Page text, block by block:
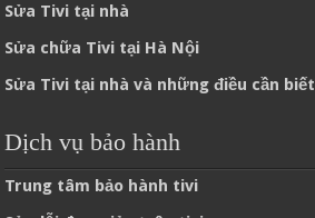
Sửa Tivi tại nhà
Sửa chữa Tivi tại Hà Nội
Sửa Tivi tại nhà và những điều cần biết
Dịch vụ bảo hành
Trung tâm bảo hành tivi